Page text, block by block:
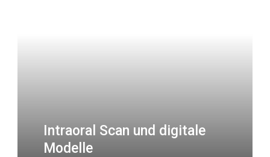
Intraoral Scan und digitale
Modelle